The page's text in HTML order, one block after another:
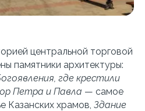
центральной торговой
где крестили
Петра и Павла — самое
Казанских храмов, Здание